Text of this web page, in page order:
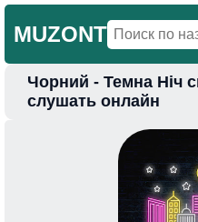
MUZONT
Главная
Чорний - Темна Ніч
слушать онлайн